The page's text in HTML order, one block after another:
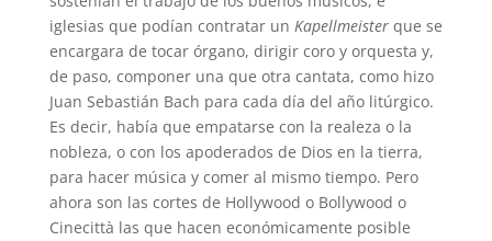
iglesias que podían contratar un Kapellmeisterque se
encargara de tocar órgano, dirigir coro y orquesta y,
de paso, componer una que otra cantata, como hizo
Juan Sebastián Bach para cada día del año litúrgico.
Es decir, había que empatarse con la realeza o la
nobleza, o con los apoderados de Dios en la tierra,
para hacer música y comer al mismo tiempo. Pero
ahora son las cortes de Hollywood o Bollywood o
Cinecittà las que hacen económicamente posible